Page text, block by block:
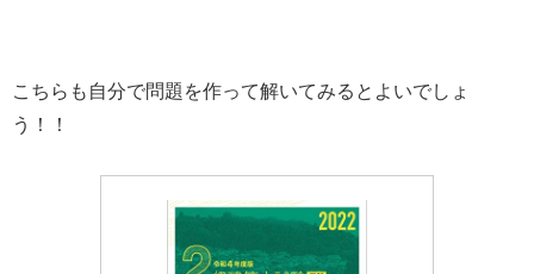
こちらも自分で問題を作って解いてみるとよいでしょ
う！！